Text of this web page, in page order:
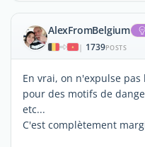
AlexFromBelgium
| 1739POSTS
En vrai, on n'expulse
pour des motifs de
etc...
C'est complètement